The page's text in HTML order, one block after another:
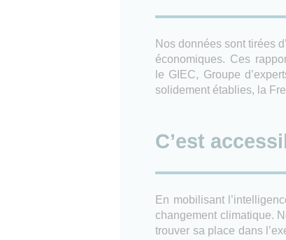
Nos données sont tirées
économiques. Ces
le GIEC, Groupe
solidement établies, la
C’est
En mobilisant
changement climatique.
trouver sa place dans